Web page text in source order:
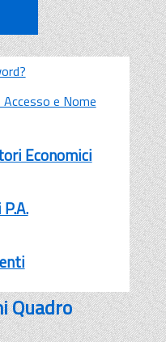
e Nome
Economici
Quadro